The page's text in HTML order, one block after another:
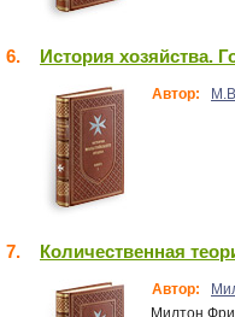
6. История хозяйства.
Автор:
7. Количественная
Автор:
Милтон